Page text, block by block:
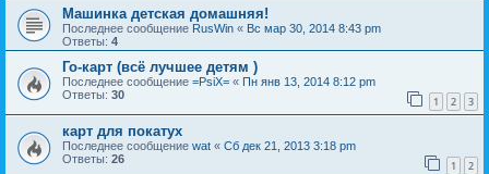
Машинка детская домашняя!
Последнее сообщение RusWin « Вс мар 30, 2014 8:43 pm
Ответы: 4
Го-карт (всё лучшее детям )
Последнее сообщение =PsiX= « Пн янв 13, 2014 8:12 pm
Ответы: 30 1 2 3
карт для покатух
Последнее сообщение wat « Сб дек 21, 2013 3:18 pm
Ответы: 26 1 2